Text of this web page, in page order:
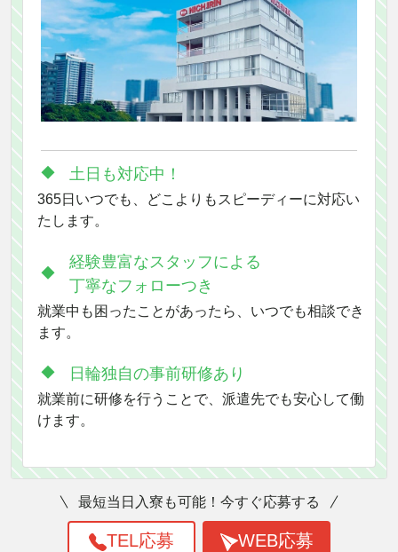
土日も対応中！
365日いつでも、どこよりもスピーディーに対応い
たします。
経験豊富なスタッフによる
丁寧なフォローつき
就業中も困ったことがあったら、いつでも相談でき
ます。
日輪独自の事前研修あり
就業前に研修を行うことで、派遣先でも安心して働
けます。
最短当日入寮も可能！今すぐ応募する
WEB応募
TEL応募